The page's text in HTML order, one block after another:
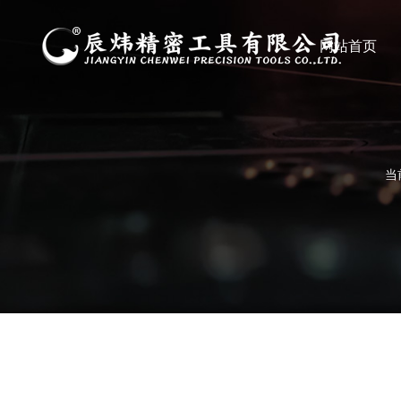
网站首页
当